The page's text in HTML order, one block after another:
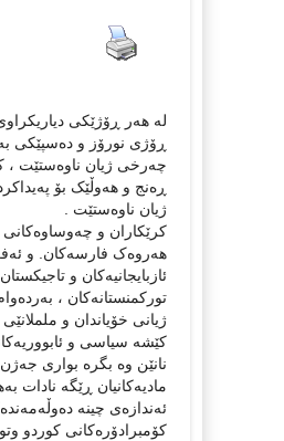
لە هەر ڕۆژێکی
ڕۆژی نورۆز و دەسپێکی
چەرخی ژیان ناوەستێت ،
ڕەنج و هەوڵێک بۆ
ژیان ناوەستێت .
کرێکاران و
هەروەک فارسەکان. و
ئازبایجانیەکان و
تورکمنستانەکان ،
ژیانی خۆیاندان و
کێشە سیاسی و
نانێن وە بگرە بواری جەژن
مادیەکانیان ڕێگە نادات
ئەندازەی چینە
کۆمبرادۆرەکانی کوردو